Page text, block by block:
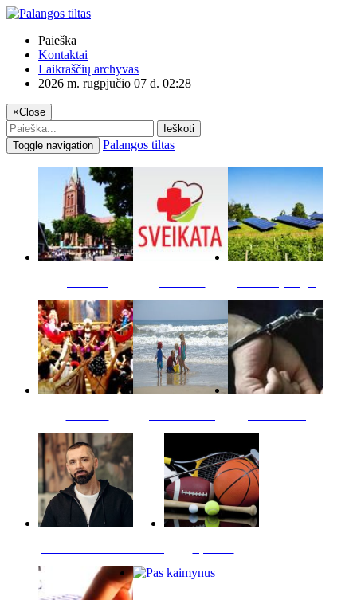
Paieška
Kontaktai
Laikraščių archyvas
2026 m. rugpjūčio 07 d. 02:28
×Close
Ieškoti
Toggle navigation
Palangos tiltas